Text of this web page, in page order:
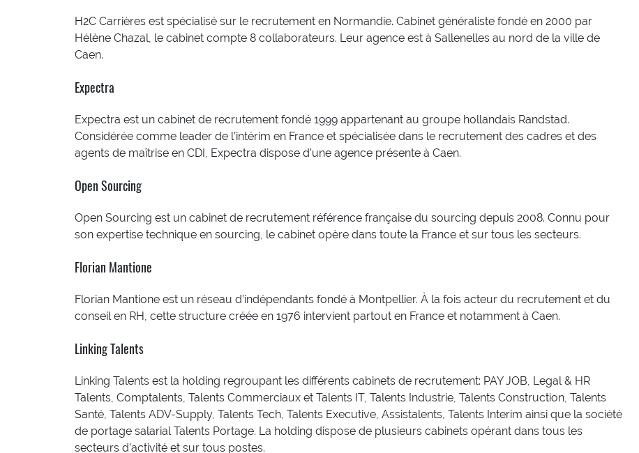
H2C Carrières est spécialisé sur le recrutement en Normandie. Cabinet généraliste fondé en 2000 par
Hélène Chazal, le cabinet compte 8 collaborateurs. Leur agence est à Sallenelles au nord de la ville de
Caen.
Expectra
Expectra est un cabinet de recrutement fondé 1999 appartenant au groupe hollandais Randstad.
Considérée comme leader de l’intérim en France et spécialisée dans le recrutement des cadres et des
agents de maîtrise en CDI, Expectra dispose d’une agence présente à Caen.
Open Sourcing
Open Sourcing est un cabinet de recrutement référence française du sourcing depuis 2008. Connu pour
son expertise technique en sourcing, le cabinet opère dans toute la France et sur tous les secteurs.
Florian Mantione
Florian Mantione est un réseau d’indépendants fondé à Montpellier. À la fois acteur du recrutement et du
conseil en RH, cette structure créée en 1976 intervient partout en France et notamment à Caen.
Linking Talents
Linking Talents est la holding regroupant les différents cabinets de recrutement: PAY JOB, Legal & HR
Talents, Comptalents, Talents Commerciaux et Talents IT, Talents Industrie, Talents Construction, Talents
Santé, Talents ADV-Supply, Talents Tech, Talents Executive, Assistalents, Talents Interim ainsi que la société
de portage salarial Talents Portage. La holding dispose de plusieurs cabinets opérant dans tous les
secteurs d’activité et sur tous postes.